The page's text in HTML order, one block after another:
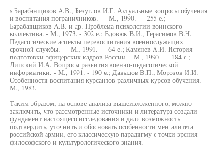
s Барабанщиков A.B., Безуглов И.Г. Актуальные вопросы обучения
и воспитания пограничников. — М., 1990. — 255 е.;
Барабанщиков A.B. и др. Проблема психологии воинского
коллектива. - М., 1973. - 302 е.; Вдовюк В.И., Герасимов В.Н.
Педагогические аспекты перевоспитания военнослужащих
срочной службы. — М., 1991. — 64 е.; Каменев А.И. История
подготовки офицерских кадров России. - М., 1990. — 184 е.;
Липский И.А. Вопросы развития военно-педагогической
информатики. - М., 1991. - 190 е.; Давыдов В.П., Морозов И.И.
Особенности воспитания курсантов различных курсов обучения. -
М., 1983.
Таким образом, на основе анализа вышеизложенного, можно
заключить, что рассмотренные источники и литература создали
фундамент настоящего исследования и дали возможность
подтвердить, уточнить и обосновать особенности менталитета
российской армии, его классическую парадигму с точки зрения
философского и культурологического знания.